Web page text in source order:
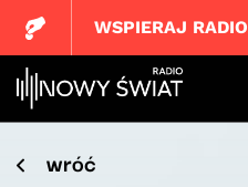
WSPIERAJ RADIO
wróć